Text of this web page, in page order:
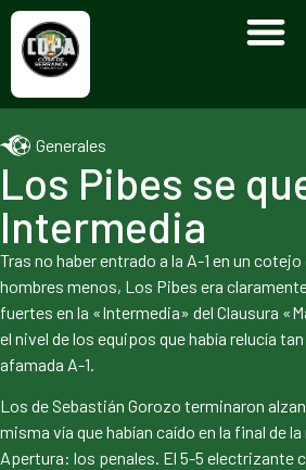
Generales
Los Pibes se
Intermedia
Tras no haber entrado a la A-1 en un
hombres menos, Los Pibes era
fuertes en la «Intermedia» del Clausura
el nivel de los equipos que había relucía
afamada A-1.
Los de Sebastián Gorozo terminaron
misma vía que habían caído en la final de
Apertura: los penales. El 5-5 electrizante